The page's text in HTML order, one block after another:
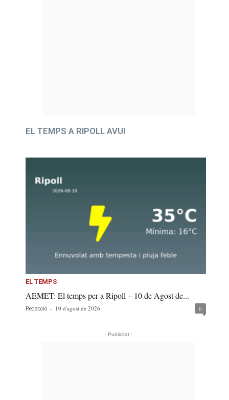
EL TEMPS A RIPOLL AVUI
EL TEMPS
AEMET: El temps per a Ripoll – 10 de Agost de...
Redacció - 10 d'agost de 2026 0
- Publicitat -